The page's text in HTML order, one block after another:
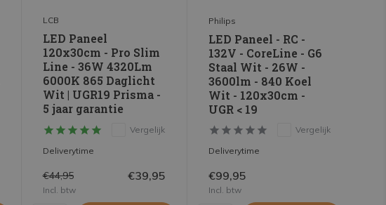
LCB
LED Paneel
120x30cm - Pro Slim
Line - 36W 4320Lm
6000K 865 Daglicht
Wit | UGR19 Prisma -
5 jaar garantie
Vergelijk
Deliverytime
€44,95 €39,95
Incl. btw
Philips
LED Paneel - RC -
132V - CoreLine - G6
Staal Wit - 26W -
3600lm - 840 Koel
Wit - 120x30cm -
UGR < 19
Vergelijk
Deliverytime
€99,95
Incl. btw